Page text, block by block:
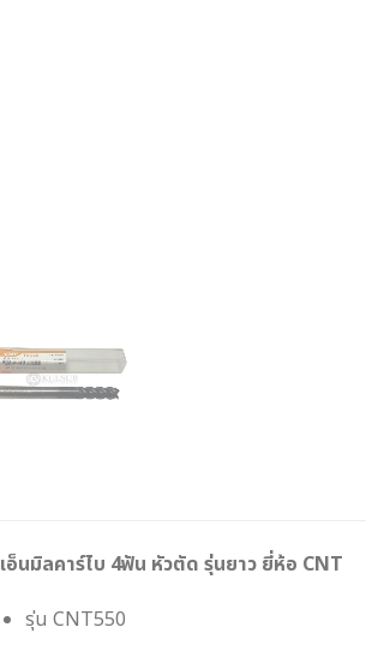
เอ็นมิลคาร์ไบ 4ฟัน หัวตัด รุ่นยาว ยี่ห้อ CNT
รุ่น CNT550